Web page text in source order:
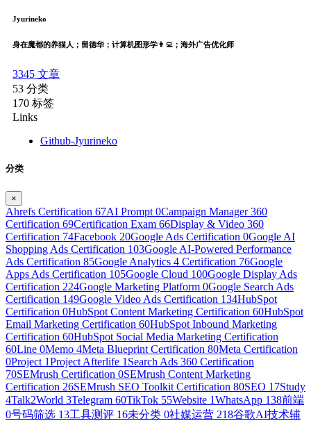
Jyurineko
身在魔都的养猫人；留德华；计算机图形学👨‍💻；海外广告优化师
3345 文章
53 分类
170 标签
Links
Github-Jyurineko
分类
×
Ahrefs Certification 67AI Prompt 0Campaign Manager 360
Certification 69Certification Exam 66Display & Video 360
Certification 74Facebook 20Google Ads Certification 0Google AI
Shopping Ads Certification 103Google AI-Powered Performance
Ads Certification 85Google Analytics 4 Certification 76Google
Apps Ads Certification 105Google Cloud 100Google Display Ads
Certification 224Google Marketing Platform 0Google Search Ads
Certification 149Google Video Ads Certification 134HubSpot
Certification 0HubSpot Content Marketing Certification 60HubSpot
Email Marketing Certification 60HubSpot Inbound Marketing
Certification 60HubSpot Social Media Marketing Certification
60Line 0Memo 4Meta Blueprint Certification 80Meta Certification
0Project 1Project Afterlife 1 Search Ads 360 Certification
70SEMrush Certification 0SEMrush Content Marketing
Certification 26SEMrush SEO Toolkit Certification 80SEO 17Study
4Talk2World 3Telegram 60TikTok 55Website 1WhatsApp 138前端
0号码筛选 13工具测评 16未分类 0社媒运营 218谷歌AI技术辅